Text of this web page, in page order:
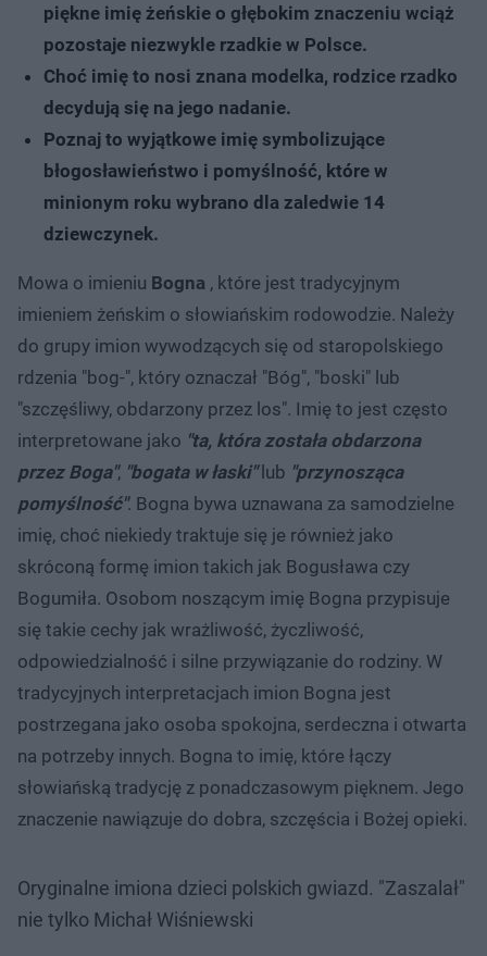
piękne imię żeńskie o głębokim znaczeniu wciąż
pozostaje niezwykle rzadkie w Polsce.
Choć imię to nosi znana modelka, rodzice rzadko
decydują się na jego nadanie.
Poznaj to wyjątkowe imię symbolizujące
błogosławieństwo i pomyślność, które w
minionym roku wybrano dla zaledwie 14
dziewczynek.
Mowa o imieniu Bogna , które jest tradycyjnym
imieniem żeńskim o słowiańskim rodowodzie. Należy
do grupy imion wywodzących się od staropolskiego
rdzenia "bog-", który oznaczał "Bóg", "boski" lub
"szczęśliwy, obdarzony przez los". Imię to jest często
interpretowane jako "ta, która została obdarzona
przez Boga", "bogata w łaski"lub "przynosząca
pomyślność". Bogna bywa uznawana za samodzielne
imię, choć niekiedy traktuje się je również jako
skróconą formę imion takich jak Bogusława czy
Bogumiła. Osobom noszącym imię Bogna przypisuje
się takie cechy jak wrażliwość, życzliwość,
odpowiedzialność i silne przywiązanie do rodziny. W
tradycyjnych interpretacjach imion Bogna jest
postrzegana jako osoba spokojna, serdeczna i otwarta
na potrzeby innych. Bogna to imię, które łączy
słowiańską tradycję z ponadczasowym pięknem. Jego
znaczenie nawiązuje do dobra, szczęścia i Bożej opieki.
Oryginalne imiona dzieci polskich gwiazd. "Zaszalał"
nie tylko Michał Wiśniewski